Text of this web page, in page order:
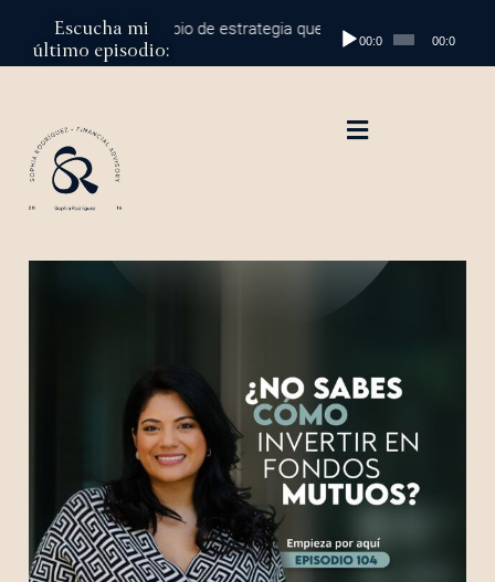
Escucha mi
último episodio:
al millón: el cambio de estrategia que marca la diferencia
Reproductor
00:00 00:00